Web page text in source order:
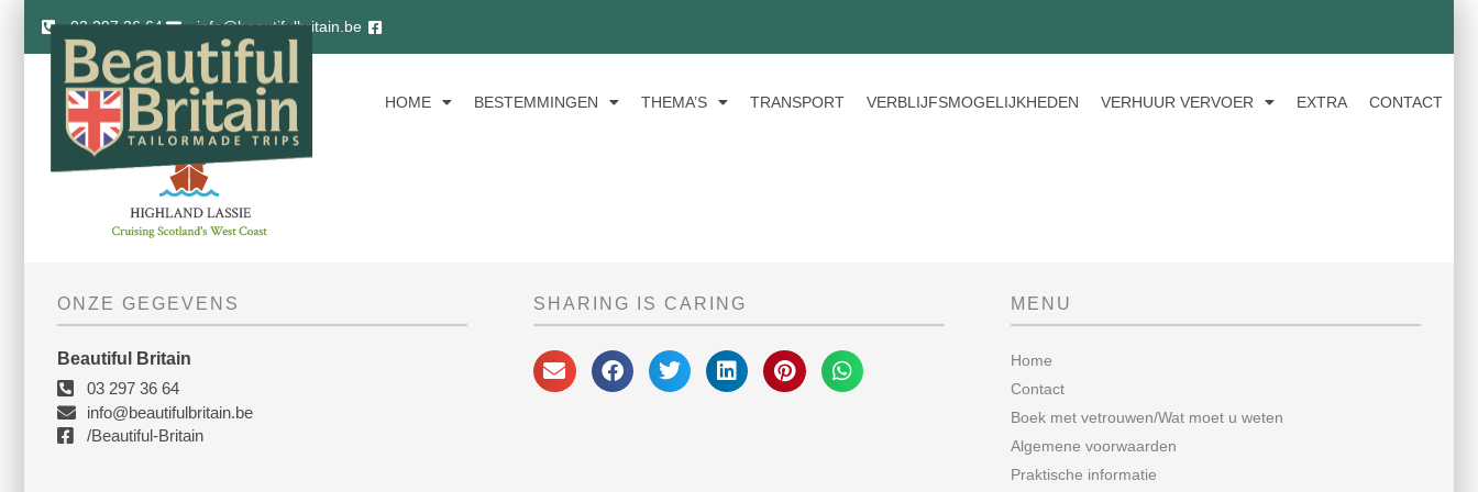
03 297 36 64 info@beautifulbritain.be
HOME BESTEMMINGEN THEMA’S TRANSPORT VERBLIJFSMOGELIJKHEDEN VERHUUR VERVOER EXTRA CONTACT
ONZE GEGEVENS
Beautiful Britain
03 297 36 64
info@beautifulbritain.be
/Beautiful-Britain
SHARING IS CARING MENU
Home
Contact
Boek met vetrouwen/Wat moet u weten
Algemene voorwaarden
Praktische informatie